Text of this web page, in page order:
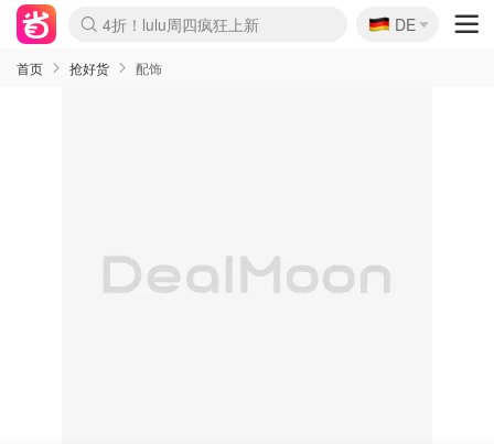
Boticinal 夏促开抢！
4折！lulu周四疯狂上新
还没结束！&OtherStories大促
Joybuy变相75折 随时失效
速领！Stanley独家85折
疑似霸哥！Camper额外叠85折
Zalando 奥莱闪促！每日更新
Moncler反季囤！5折起+叠9折
Coach Brooklyn仅€192
🇩🇪
DE
首页 抢好货 配饰